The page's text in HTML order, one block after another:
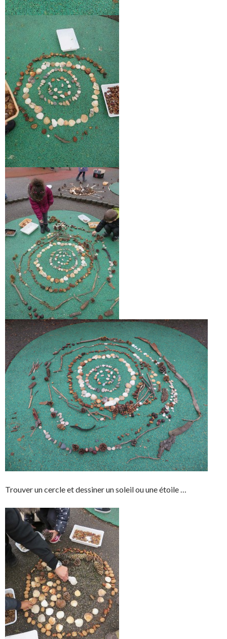
Trouver un cercle et dessiner un soleil ou une étoile …